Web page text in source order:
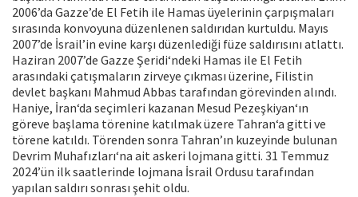
2006’da Gazze’de El Fetih ile Hamas üyelerinin çarpışmaları
sırasında konvoyuna düzenlenen saldırıdan kurtuldu. Mayıs
2007’de İsrail’in evine karşı düzenlediği füze saldırısını atlattı.
Haziran 2007’de Gazze Şeridi‘ndeki Hamas ile El Fetih
arasındaki çatışmaların zirveye çıkması üzerine, Filistin
devlet başkanı Mahmud Abbas tarafından görevinden alındı.
Haniye, İran‘da seçimleri kazanan Mesud Pezeşkiyan‘ın
göreve başlama törenine katılmak üzere Tahran‘a gitti ve
törene katıldı. Törenden sonra Tahran’ın kuzeyinde bulunan
Devrim Muhafızları‘na ait askeri lojmana gitti. 31 Temmuz
2024’ün ilk saatlerinde lojmana İsrail Ordusu tarafından
yapılan saldırı sonrası şehit oldu.